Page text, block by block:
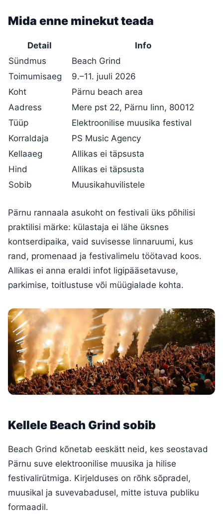
Mida enne minekut teada
Detail
Info
Sündmus
Beach Grind
Toimumisaeg
9.–11. juuli 2026
Koht
Pärnu beach area
Aadress
Mere pst 22, Pärnu linn, 80012
Tüüp
Elektroonilise muusika festival
Korraldaja
PS Music Agency
Kellaaeg
Allikas ei täpsusta
Hind
Allikas ei täpsusta
Sobib
Muusikahuvilistele
Pärnu rannaala asukoht on festivali üks põhilisi
praktilisi märke: külastaja ei lähe üksnes
kontserdipaika, vaid suvisesse linnaruumi, kus
rand, promenaad ja festivalimelu töötavad koos.
Allikas ei anna eraldi infot ligipääsetavuse,
parkimise, toitlustuse või müügialade kohta.
Kellele Beach Grind sobib
Beach Grind kõnetab eeskätt neid, kes seostavad
Pärnu suve elektroonilise muusika ja hilise
festivalirütmiga. Kirjelduses on rõhk sõpradel,
muusikal ja suvevabadusel, mitte istuva publiku
formaadil.